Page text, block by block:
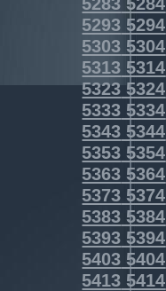
5293 5294
5303 5304
5313 5314
5323 5324
5333 5334
5343 5344
5353 5354
5363 5364
5373 5374
5383 5384
5393 5394
5403 5404
5413 5414